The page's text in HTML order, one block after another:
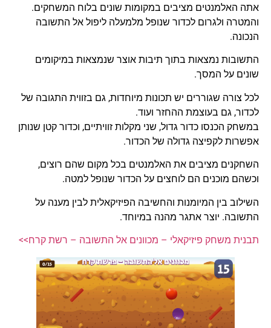
אתה האלמנטים מציבים במקומות שונים בלוח המשחקים.
והמטרה ולגרום לכדור שנופל מלמעלה ליפול אל התשובה
הנכונה.
התשובות נמצאות בתוך תיבות אוצר שנמצאות במיקומים
שונים על המסך.
לכל צורה שגוררים יש תכונות מיוחדות, גם בזווית התגובה של
לכדור, גם בעוצמת ההחזר ועוד.
במשחק הכנסו כדור גדול, שני מקלות זוויתיים, וכדור קטן שנותן
אפשרות לקפיצה גדולה של הכדור.
השחקנים מציבים את האלמנטים בכל מקום שהם רוצים,
וכשהם מוכנים הם לוחצים על הכדור שנופל למטה.
השילוב בין המיומנות והחשיבה הפיזיקאלית לבין מענה על
התשובה. יוצר אתגר מהנה במיוחד.
תבנית משחק פיזיקאלי – מכוונים אל התשובה – רשת קרח>>